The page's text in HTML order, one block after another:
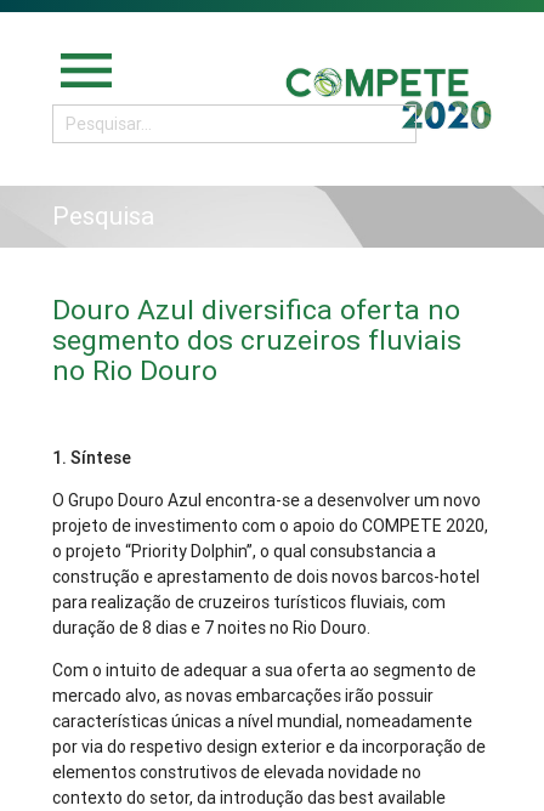
menu
Pesquisa
Douro Azul diversifica oferta no
segmento dos cruzeiros fluviais
no Rio Douro
1. Síntese
O Grupo Douro Azul encontra-se a desenvolver um novo
projeto de investimento com o apoio do COMPETE 2020,
o projeto “Priority Dolphin”, o qual consubstancia a
construção e aprestamento de dois novos barcos-hotel
para realização de cruzeiros turísticos fluviais, com
duração de 8 dias e 7 noites no Rio Douro.
Com o intuito de adequar a sua oferta ao segmento de
mercado alvo, as novas embarcações irão possuir
características únicas a nível mundial, nomeadamente
por via do respetivo design exterior e da incorporação de
elementos construtivos de elevada novidade no
contexto do setor, da introdução das best available